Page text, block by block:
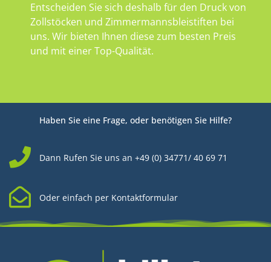
Entscheiden Sie sich deshalb für den Druck von
Zollstöcken und Zimmermannsbleistiften bei
uns. Wir bieten Ihnen diese zum besten Preis
und mit einer Top-Qualität.
Haben Sie eine Frage, oder benötigen Sie Hilfe?
Dann Rufen Sie uns an +49 (0) 34771/ 40 69 71
Oder einfach per Kontaktformular